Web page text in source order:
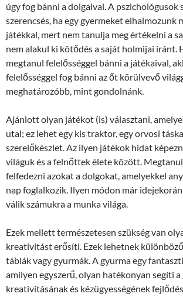
úgy fog bánni a dolgaival. A pszichológusok
szerencsés, ha egy gyermeket elhalmozunk
játékkal, mert nem tanulja meg értékelni a
nem alakul ki kötődés a saját holmijai iránt.
megtanul felelősséggel bánni a játékaival,
felelősséggel fog bánni az őt körülvevő
meghatározóbb, mint gondolnánk.
Ajánlott olyan játékot (is) választani,
utal; ez lehet egy kis traktor, egy orvosi
szerelőkészlet. Az ilyen játékok hidat
világuk és a felnőttek élete között.
felfedezni azokat a dolgokat, amelyekkel
nap foglalkozik. Ilyen módon már
válik számukra a munka világa.
Ezek mellett természetesen szükség van
kreativitást erősíti. Ezek lehetnek
táblák vagy gyurmák. A gyurma egy
amilyen egyszerű, olyan hatékonyan segíti a
kreativitásának és kézügyességének